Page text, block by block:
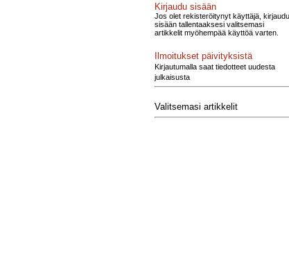
Kirjaudu sisään
Jos olet rekisteröitynyt käyttäjä, kirjaudu
sisään tallentaaksesi valitsemasi
artikkelit myöhempää käyttöä varten.
Ilmoitukset päivityksistä
Kirjautumalla saat tiedotteet uudesta
julkaisusta
Valitsemasi artikkelit